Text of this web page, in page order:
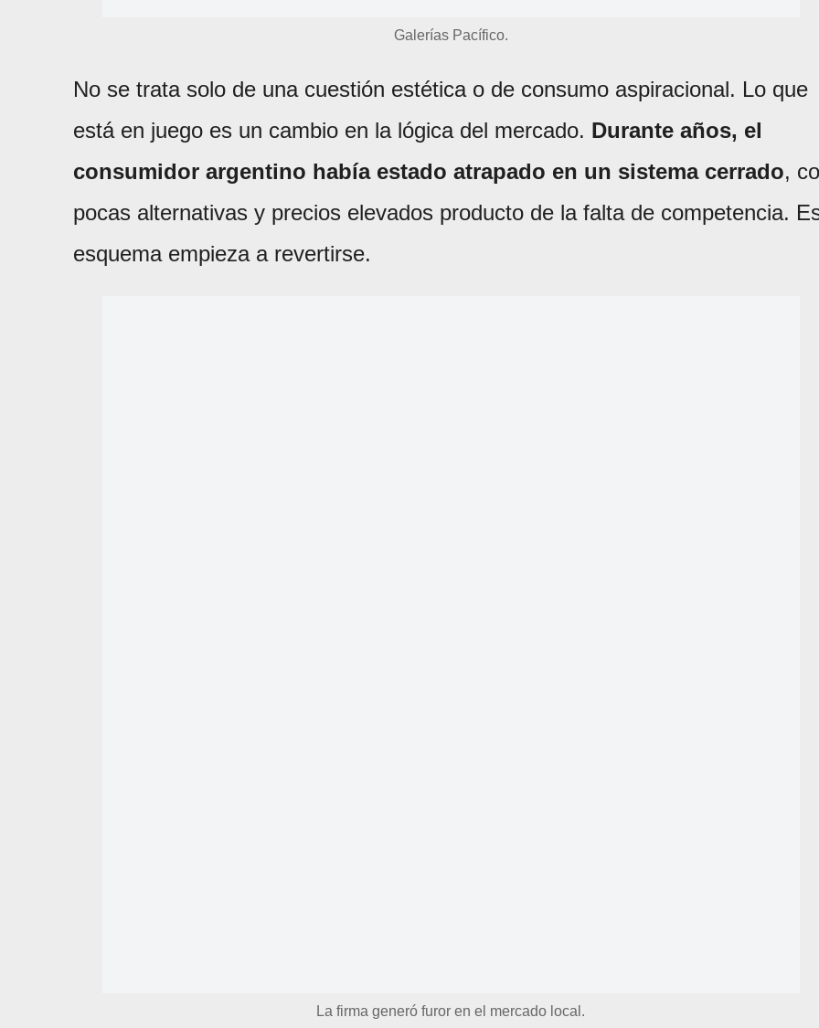
Galerías Pacífico.
No se trata solo de una cuestión estética o de consumo aspiracional. Lo que
está en juego es un cambio en la lógica del mercado. Durante años, el
consumidor argentino había estado atrapado en un sistema cerrado,
pocas alternativas y precios elevados producto de la falta de competencia.
esquema empieza a revertirse.
La firma generó furor en el mercado local.